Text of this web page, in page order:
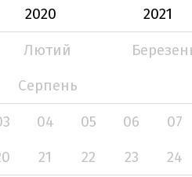
2020 2021
Лютий
Серпень
04 05 06 07
21 22 23 24